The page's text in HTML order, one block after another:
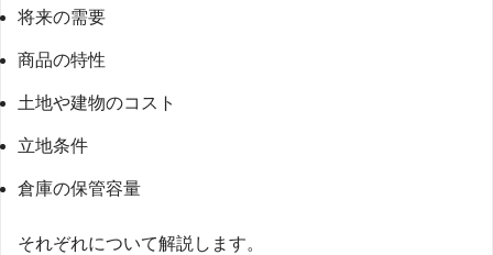
将来の需要
商品の特性
土地や建物のコスト
立地条件
倉庫の保管容量
それぞれについて解説します。